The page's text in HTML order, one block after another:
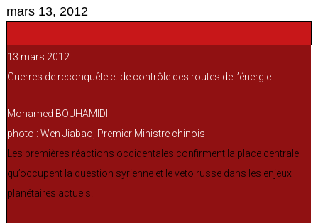
mars 13, 2012
13 mars 2012
Guerres de reconquête et de contrôle des routes de l’énergie
Mohamed BOUHAMIDI
photo : Wen Jiabao, Premier Ministre chinois
Les premières réactions occidentales confirment la place centrale
qu’occupent la question syrienne et le veto russe dans les enjeux
planétaires actuels.